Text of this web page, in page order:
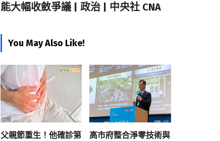
能大幅收斂爭議 | 政治 | 中央社 CNA
You May Also Like!
父親節重生！他確診第
高市府整合淨零技術與